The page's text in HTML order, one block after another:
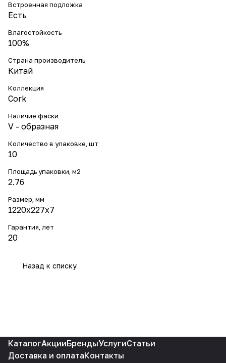
Встроенная подложка
Есть
Влагостойкость
100%
Страна производитель
Китай
Коллекция
Cork
Наличие фаски
V - образная
Количество в упаковке, шт
10
Площадь упаковки, м2
2.76
Размер, мм
1220x227x7
Гарантия, лет
20
Назад к списку
КаталогАкцииБрендыУслугиСтатьи
Доставка и оплатаКонтакты